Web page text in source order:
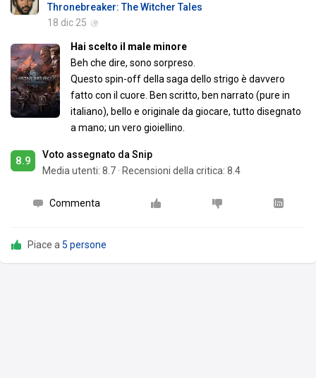
Thronebreaker: The Witcher Tales
18 dic 25
Hai scelto il male minore
Beh che dire, sono sorpreso.
Questo spin-off della saga dello strigo è davvero
fatto con il cuore. Ben scritto, ben narrato (pure in
italiano), bello e originale da giocare, tutto disegnato
a mano; un vero gioiellino.
8.9
Voto assegnato da Snip
Media utenti: 8.7 · Recensioni della critica: 8.4
Commenta
Piace a 5 persone